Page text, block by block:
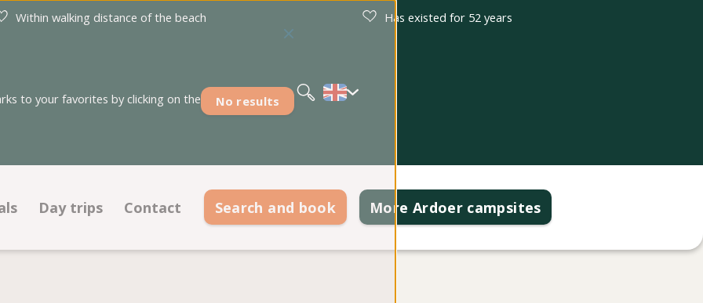
Within walking distance of the beach Has existed for 52 years
No results
to your favorites by clicking on the
Deutsch
pitches
Day trips Contact
Contact information
Search and book More Ardoer campsites